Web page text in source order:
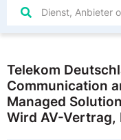
Telekom
Communication
Managed
Wird AV-Vertrag,